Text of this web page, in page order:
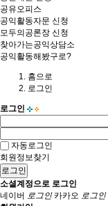
공유오피스
공익활동자문 신청
모두의공론장 신청
찾아가는공익상담소
공익활동해봤구로?
홈으로
로그인
로그인
자동로그인
회원정보찾기
로그인
소셜계정으로 로그인
네이버 로그인 카카오 로그인